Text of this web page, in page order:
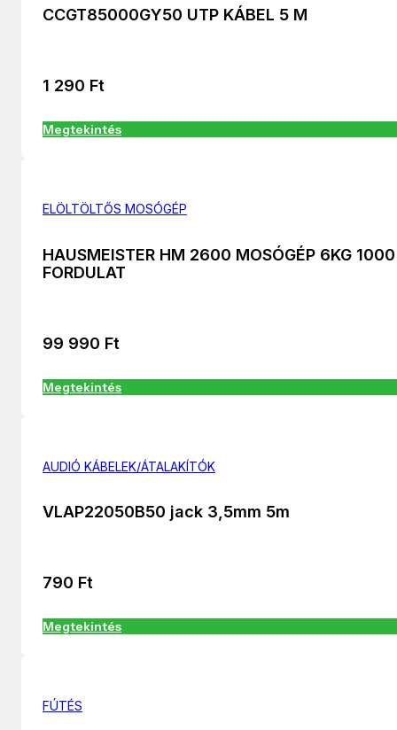
CCGT85000GY50 UTP KÁBEL 5 M
1 290 Ft
Megtekintés
ELÖLTÖLTŐS MOSÓGÉP
HAUSMEISTER HM 2600 MOSÓGÉP 6KG 1000
FORDULAT
99 990 Ft
Megtekintés
AUDIÓ KÁBELEK/ÁTALAKÍTÓK
VLAP22050B50 jack 3,5mm 5m
790 Ft
Megtekintés
FÚTÉS